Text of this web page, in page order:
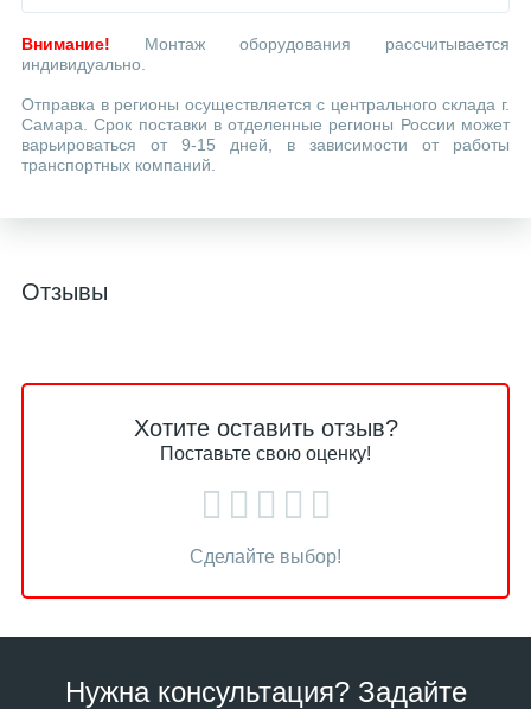
Внимание! Монтаж оборудования рассчитывается
индивидуально.
Отправка в регионы осуществляется с центрального склада г.
Самара. Срок поставки в отделенные регионы России может
варьироваться от 9-15 дней, в зависимости от работы
транспортных компаний.
Отзывы
Хотите оставить отзыв?
Поставьте свою оценку!
Сделайте выбор!
Нужна консультация? Задайте